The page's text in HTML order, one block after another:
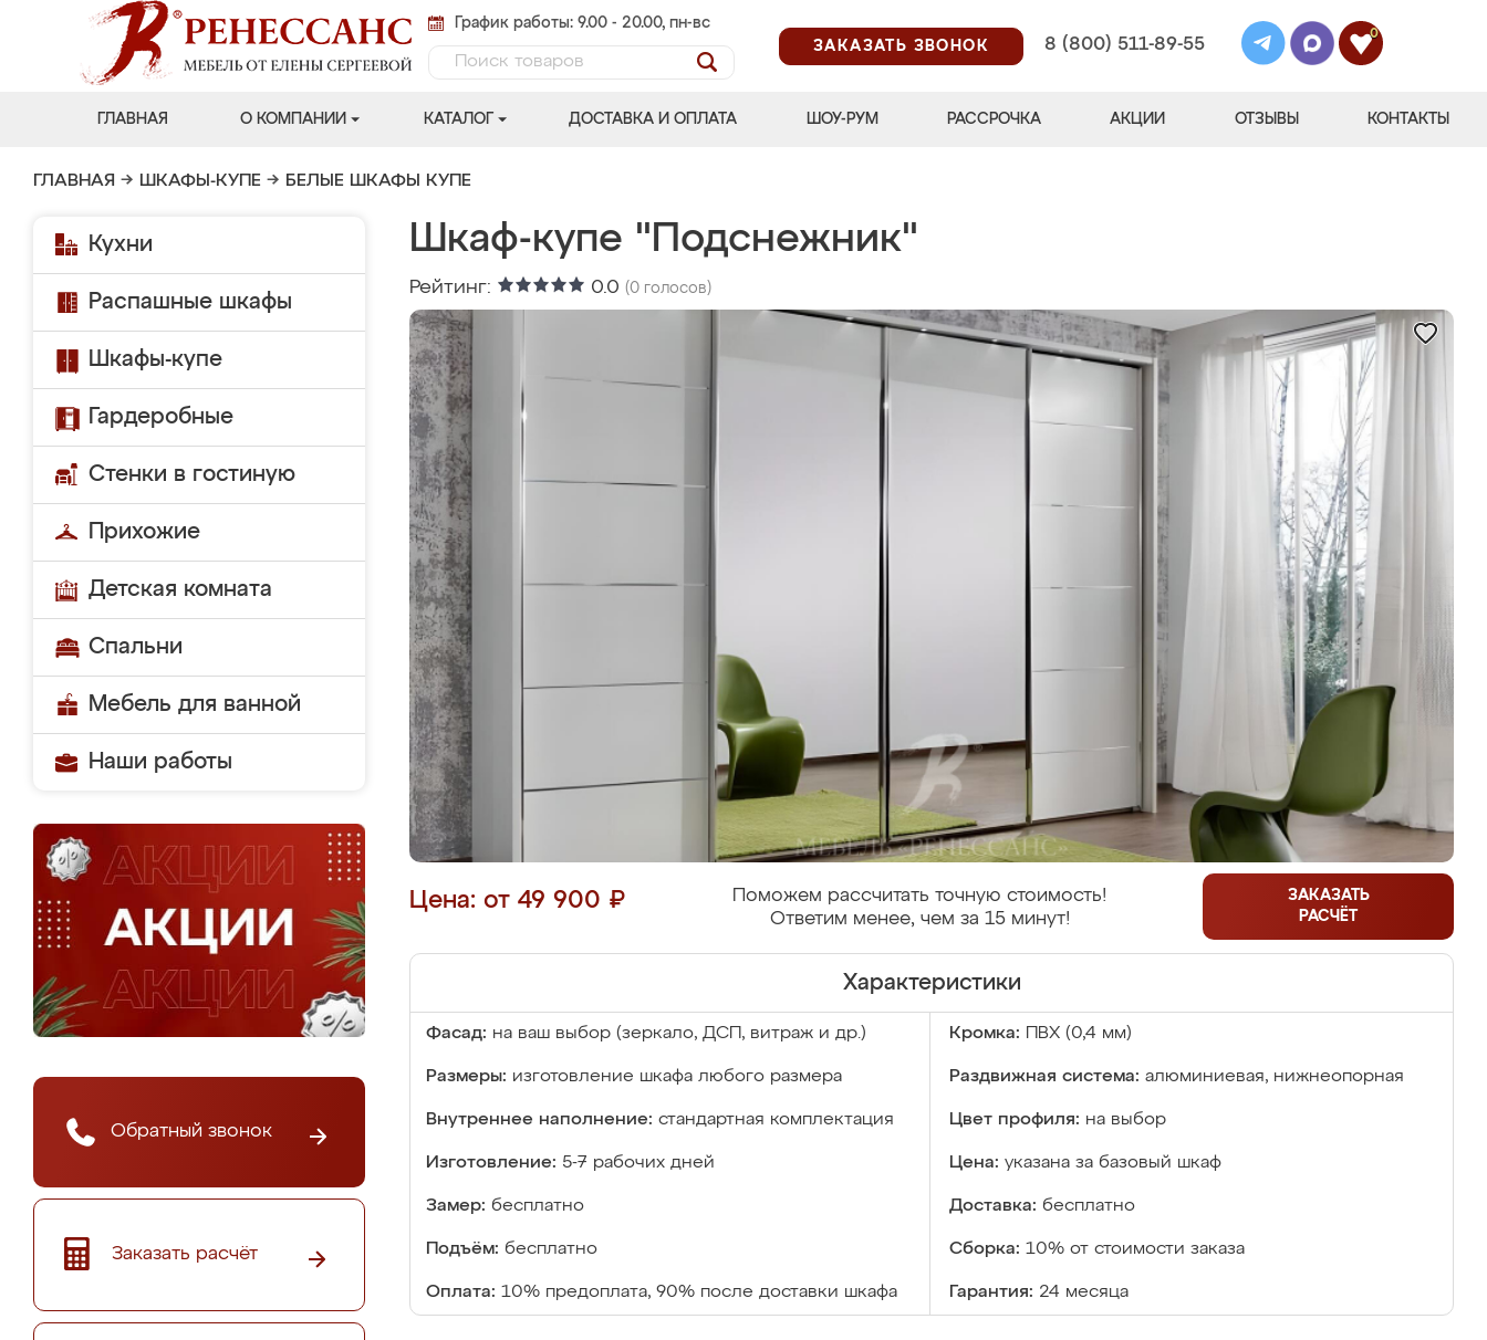
График работы: 9.00 - 20.00, пн-вс
ЗАКАЗАТЬ ЗВОНОК
8 (800) 511-89-55
0
ГЛАВНАЯ О КОМПАНИИ КАТАЛОГ ДОСТАВКА И ОПЛАТА ШОУ-РУМ РАССРОЧКА АКЦИИ ОТЗЫВЫ КОНТАКТЫ
ГЛАВНАЯ → ШКАФЫ-КУПЕ → БЕЛЫЕ ШКАФЫ КУПЕ
Кухни
Распашные шкафы
Шкафы-купе
Гардеробные
Стенки в гостиную
Прихожие
Детская комната
Спальни
Мебель для ванной
Наши работы
Обратный звонок
Заказать расчёт
Шкаф-купе "Подснежник"
Рейтинг: 0.0 (0 голосов)
Цена: от 49 900 ₽
Поможем рассчитать точную стоимость!
Ответим менее, чем за 15 минут!
ЗАКАЗАТЬ
РАСЧЁТ
Характеристики
Фасад: на ваш выбор (зеркало, ДСП, витраж и др.) Кромка: ПВХ (0,4 мм)
Размеры: изготовление шкафа любого размера Раздвижная система: алюминиевая, нижнеопорная
Внутреннее наполнение: стандартная комплектация Цвет профиля: на выбор
Изготовление: 5-7 рабочих дней Цена: указана за базовый шкаф
Замер: бесплатно Доставка: бесплатно
Подъём: бесплатно Сборка: 10% от стоимости заказа
Оплата: 10% предоплата, 90% после доставки шкафа Гарантия: 24 месяца